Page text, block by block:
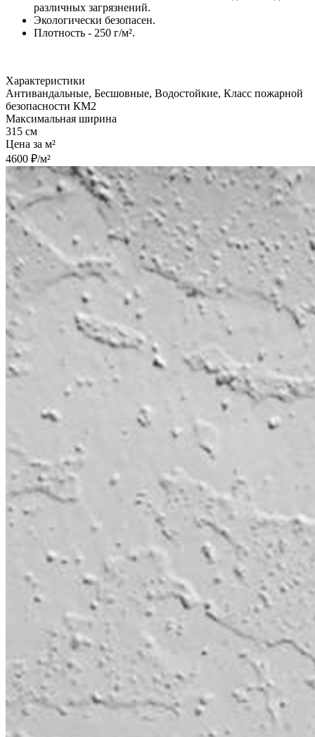
различных загрязнений.
Экологически безопасен.
Плотность - 250 г/м².
Характеристики
Антивандальные, Бесшовные, Водостойкие, Класс пожарной
безопасности КМ2
Максимальная ширина
315 см
Цена за м²
4600 ₽/м²